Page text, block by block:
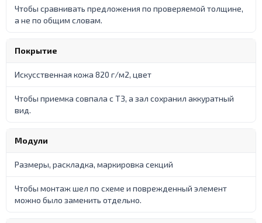
Чтобы сравнивать предложения по проверяемой толщине,
а не по общим словам.
Покрытие
Искусственная кожа 820 г/м2, цвет
Чтобы приемка совпала с ТЗ, а зал сохранил аккуратный
вид.
Модули
Размеры, раскладка, маркировка секций
Чтобы монтаж шел по схеме и поврежденный элемент
можно было заменить отдельно.